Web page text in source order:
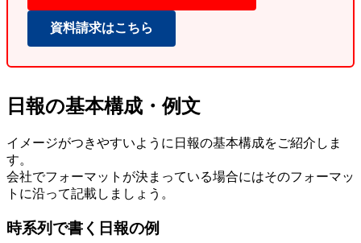
資料請求はこちら
日報の基本構成 ・例文
イメージがつきやすいように日報の基本構成をご紹介しま
す。
会社でフォーマットが決まっている場合にはそのフォーマッ
トに沿って記載しましょう。
時系列で書く日報の例